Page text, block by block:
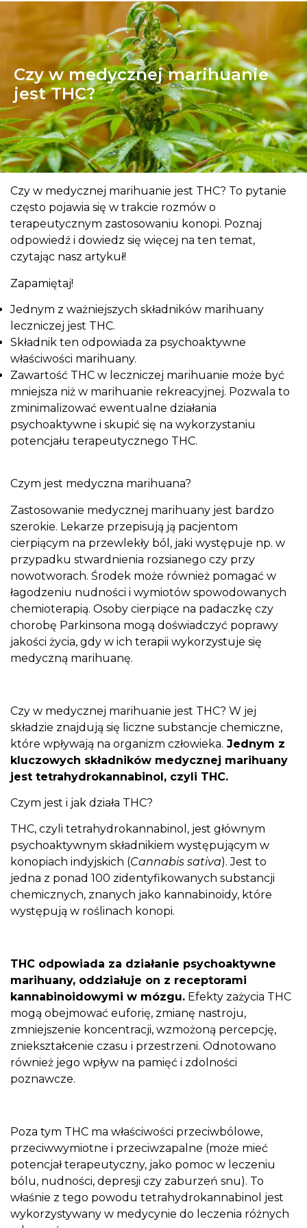
Czy w medycznej marihuanie
jest THC?
Czy w medycznej marihuanie jest THC? To pytanie
często pojawia się w trakcie rozmów o
terapeutycznym zastosowaniu konopi. Poznaj
odpowiedź i dowiedz się więcej na ten temat,
czytając nasz artykuł!
Zapamiętaj!
Jednym z ważniejszych składników marihuany
leczniczej jest THC.
Składnik ten odpowiada za psychoaktywne
właściwości marihuany.
Zawartość THC w leczniczej marihuanie może być
mniejsza niż w marihuanie rekreacyjnej. Pozwala to
zminimalizować ewentualne działania
psychoaktywne i skupić się na wykorzystaniu
potencjału terapeutycznego THC.
Czym jest medyczna marihuana?
Zastosowanie medycznej marihuany jest bardzo
szerokie. Lekarze przepisują ją pacjentom
cierpiącym na przewlekły ból, jaki występuje np. w
przypadku stwardnienia rozsianego czy przy
nowotworach. Środek może również pomagać w
łagodzeniu nudności i wymiotów spowodowanych
chemioterapią. Osoby cierpiące na padaczkę czy
chorobę Parkinsona mogą doświadczyć poprawy
jakości życia, gdy w ich terapii wykorzystuje się
medyczną marihuanę.
Czy w medycznej marihuanie jest THC? W jej
składzie znajdują się liczne substancje chemiczne,
które wpływają na organizm człowieka. Jednym z
kluczowych składników medycznej marihuany
jest tetrahydrokannabinol, czyli THC.
Czym jest i jak działa THC?
THC, czyli tetrahydrokannabinol, jest głównym
psychoaktywnym składnikiem występującym w
konopiach indyjskich (Cannabis sativa). Jest to
jedna z ponad 100 zidentyfikowanych substancji
chemicznych, znanych jako kannabinoidy, które
występują w roślinach konopi.
THC odpowiada za działanie psychoaktywne
marihuany, oddziałuje on z receptorami
kannabinoidowymi w mózgu. Efekty zażycia THC
mogą obejmować euforię, zmianę nastroju,
zmniejszenie koncentracji, wzmożoną percepcję,
zniekształcenie czasu i przestrzeni. Odnotowano
również jego wpływ na pamięć i zdolności
poznawcze.
Poza tym THC ma właściwości przeciwbólowe,
przeciwwymiotne i przeciwzapalne (może mieć
potencjał terapeutyczny, jako pomoc w leczeniu
bólu, nudności, depresji czy zaburzeń snu). To
właśnie z tego powodu tetrahydrokannabinol jest
wykorzystywany w medycynie do leczenia różnych